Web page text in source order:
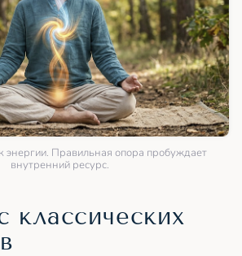
энергии. Правильная опора пробуждает
внутренний ресурс.
классических